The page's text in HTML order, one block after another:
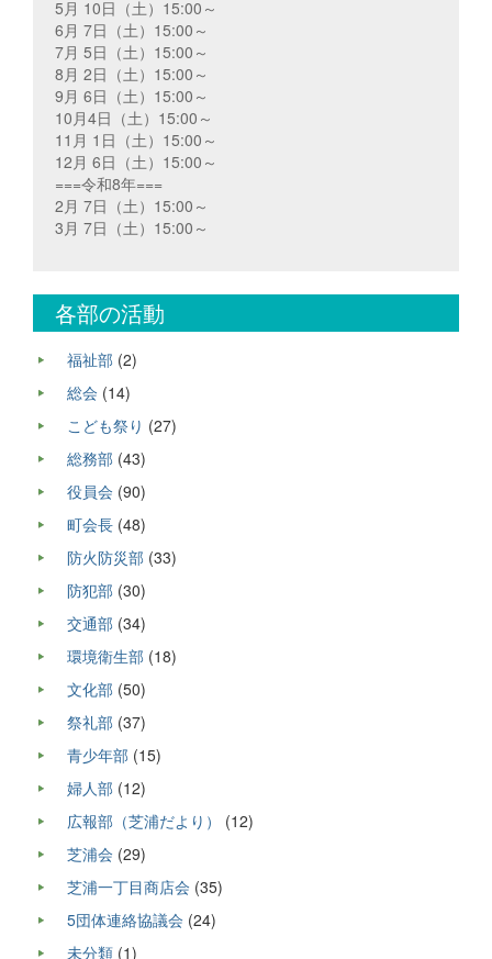
5月 10日（土）15:00～
6月 7日（土）15:00～
7月 5日（土）15:00～
8月 2日（土）15:00～
9月 6日（土）15:00～
10月4日（土）15:00～
11月 1日（土）15:00～
12月 6日（土）15:00～
===令和8年===
2月 7日（土）15:00～
3月 7日（土）15:00～
各部の活動
福祉部 (2)
総会 (14)
こども祭り (27)
総務部 (43)
役員会 (90)
町会長 (48)
防火防災部 (33)
防犯部 (30)
交通部 (34)
環境衛生部 (18)
文化部 (50)
祭礼部 (37)
青少年部 (15)
婦人部 (12)
広報部（芝浦だより）
(12)
芝浦会 (29)
芝浦一丁目商店会 (35)
5団体連絡協議会 (24)
未分類 (1)